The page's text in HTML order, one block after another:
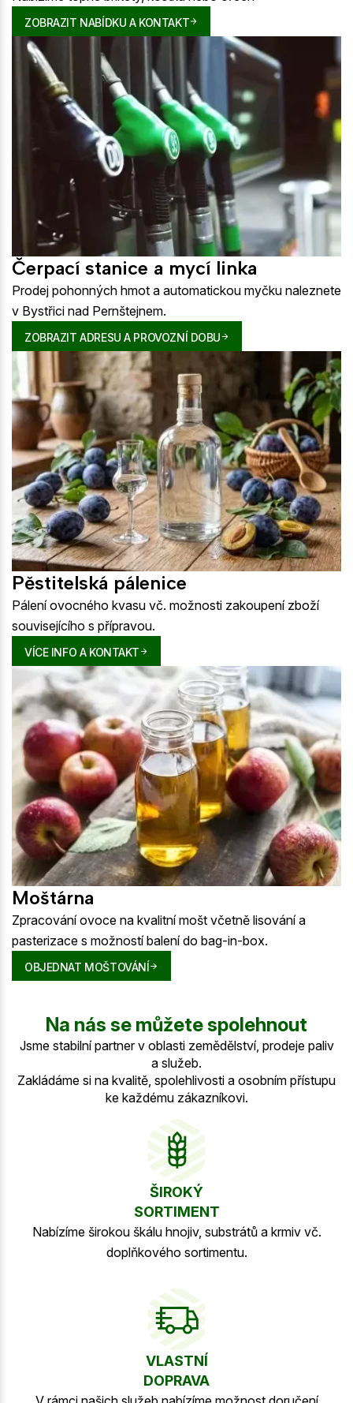
ZOBRAZIT NABÍDKU A KONTAKT
Čerpací stanice a mycí linka
Prodej pohonných hmot a automatickou myčku naleznete
v Bystřici nad Pernštejnem.
ZOBRAZIT ADRESU A PROVOZNÍ DOBU
Pěstitelská pálenice
Pálení ovocného kvasu vč. možnosti zakoupení zboží
souvisejícího s přípravou.
VÍCE INFO A KONTAKT
Moštárna
Zpracování ovoce na kvalitní mošt včetně lisování a
pasterizace s možností balení do bag-in-box.
OBJEDNAT MOŠTOVÁNÍ
Na nás se můžete spolehnout
Jsme stabilní partner v oblasti zemědělství, prodeje paliv
a služeb.
Zakládáme si na kvalitě, spolehlivosti a osobním přístupu
ke každému zákazníkovi.
ŠIROKÝ
SORTIMENT
Nabízíme širokou škálu hnojiv, substrátů a krmiv vč.
doplňkového sortimentu.
VLASTNÍ
DOPRAVA